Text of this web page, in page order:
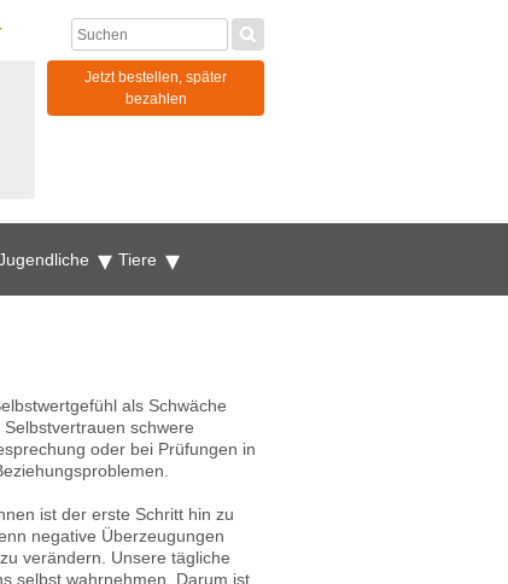
Jetzt bestellen, später
bezahlen
Tiere
als Schwäche
schwere
oder bei Prüfungen in
ist der erste Schritt hin zu
negative Überzeugungen
verändern. Unsere tägliche
selbst wahrnehmen. Darum ist